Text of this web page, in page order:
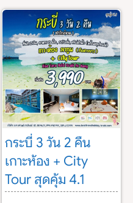
กระบี่ 3 วัน 2 คืน
เกาะห้อง + City
Tour สุดคุ้ม 4.1